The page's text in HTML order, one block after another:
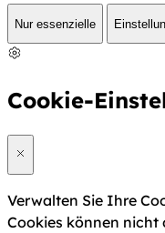
Nur essenzielle
Cookie-
Verwalten Sie Ihre
Cookies können nicht